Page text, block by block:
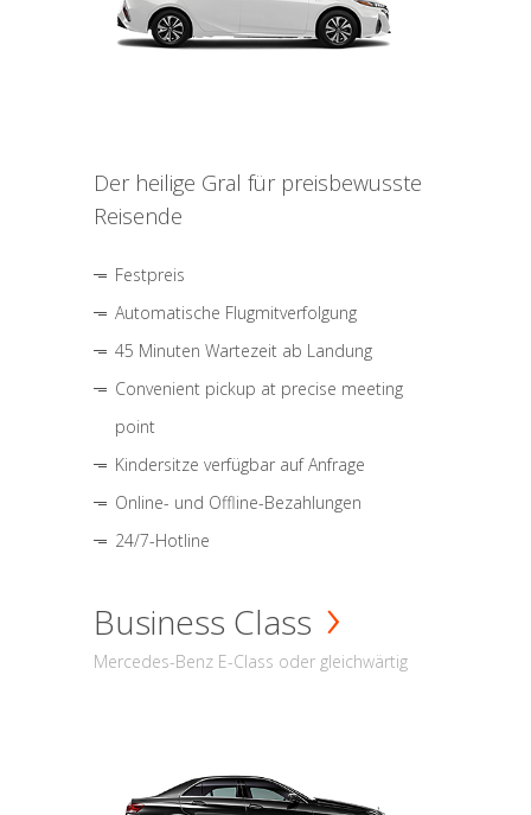
Der heilige Gral für preisbewusste
Reisende
Festpreis
Automatische Flugmitverfolgung
45 Minuten Wartezeit ab Landung
Convenient pickup at precise meeting
point
Kindersitze verfügbar auf Anfrage
Online- und Offline-Bezahlungen
24/7-Hotline
Business Class
Mercedes-Benz E-Class oder gleichwärtig